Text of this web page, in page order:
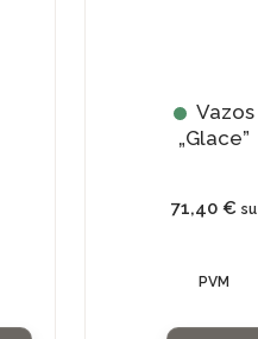
Vazos
„Glace”
71,40€ su
PVM